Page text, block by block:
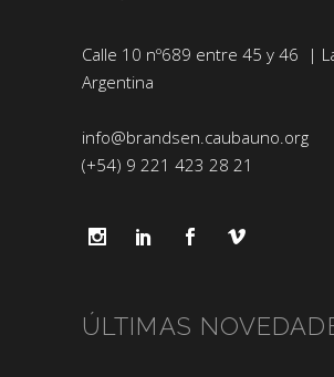
Calle 10 nº689 entre 45 y 46 |
Argentina
info@brandsen.caubauno.org
(+54) 9 221 423 28 21
ÚLTIMAS